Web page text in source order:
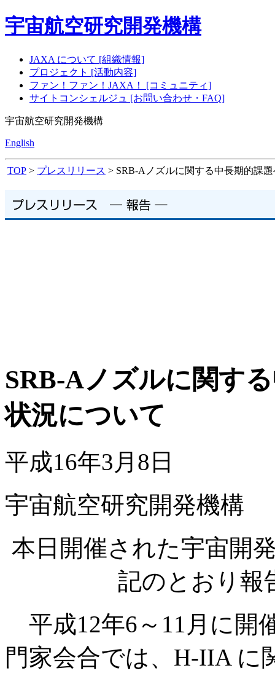
宇宙航空研究開発機構
JAXA について [組織情報]
プロジェクト [活動内容]
ファン！ファン！JAXA！ [コミュニティ]
サイトコンシェルジュ [お問い合わせ・FAQ]
宇宙航空研究開発機構
English
TOP > プレスリリース > SRB-Aノズルに関する中長期的課
SRB-Aノズルに関す
状況について
平成16年3月8日
宇宙航空研究開発機構
本日開催された宇宙開
記のとおり報
平成12年6～11月に開
門家会合では、H-IIA に